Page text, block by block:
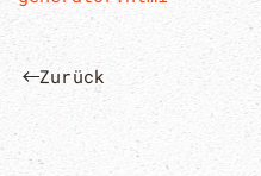
Zurück